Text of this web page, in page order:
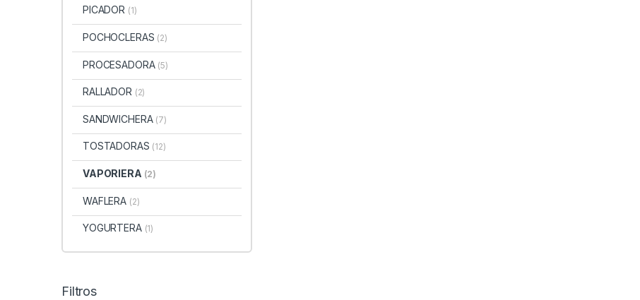
PICADOR (1)
POCHOCLERAS (2)
PROCESADORA (5)
RALLADOR (2)
SANDWICHERA (7)
TOSTADORAS (12)
VAPORIERA (2)
WAFLERA (2)
YOGURTERA (1)
Filtros